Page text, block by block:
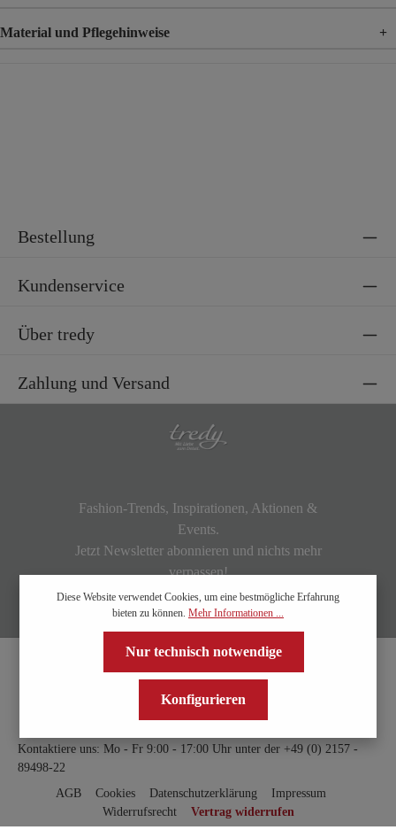
Material und Pflegehinweise +
Bestellung
Kundenservice
Über tredy
Zahlung und Versand
Fashion-Trends, Inspirationen, Aktionen &
Events.
Jetzt Newsletter abonnieren und nichts mehr
verpassen!
Kontaktiere uns: Mo - Fr 9:00 - 17:00 Uhr unter der +49 (0) 2157 -
89498-22
AGB
Cookies Datenschutzerklärung
Impressum
Widerrufsrecht
Vertrag widerrufen
Diese Website verwendet Cookies, um eine bestmögliche Erfahrung
bieten zu können. Mehr Informationen ...
Nur technisch notwendige
Konfigurieren